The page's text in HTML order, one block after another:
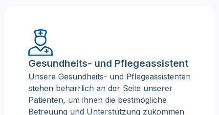
Gesundheits- und Pflegeassistent
Unsere Gesundheits- und Pflegeassistenten
stehen beharrlich an der Seite unserer
Patienten, um ihnen die bestmögliche
Betreuung und Unterstützung zukommen